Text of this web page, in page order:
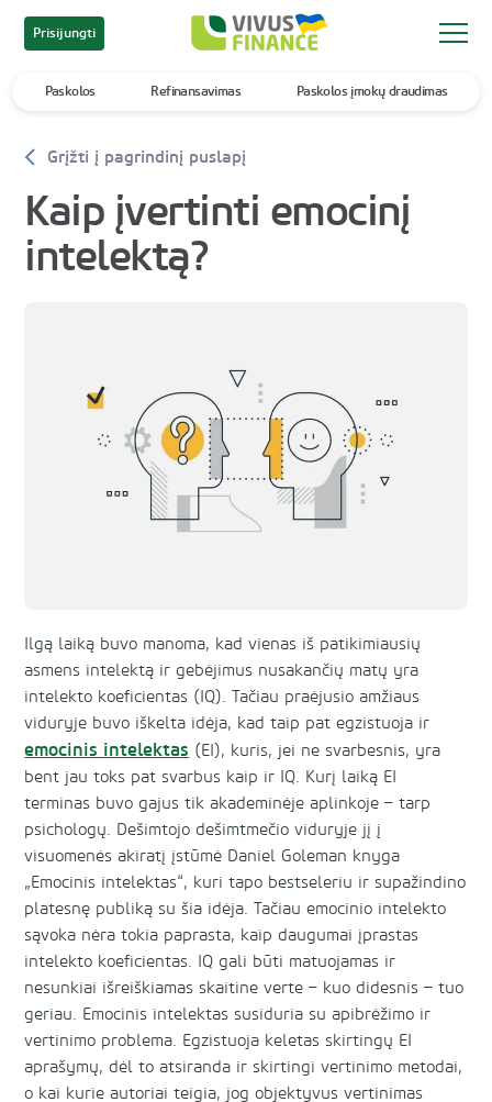
Prisijungti
Paskolos Refinansavimas Paskolos įmokų draudimas
Grįžti į pagrindinį puslapį
Kaip įvertinti emocinį
intelektą?
Ilgą laiką buvo manoma, kad vienas iš patikimiausių
asmens intelektą ir gebėjimus nusakančių matų yra
intelekto koeficientas (IQ). Tačiau praėjusio amžiaus
viduryje buvo iškelta idėja, kad taip pat egzistuoja ir
emocinis intelektas (EI), kuris, jei ne svarbesnis, yra
bent jau toks pat svarbus kaip ir IQ. Kurį laiką EI
terminas buvo gajus tik akademinėje aplinkoje – tarp
psichologų. Dešimtojo dešimtmečio viduryje jį į
visuomenės akiratį įstūmė Daniel Goleman knyga
„Emocinis intelektas“, kuri tapo bestseleriu ir supažindino
platesnę publiką su šia idėja. Tačiau emocinio intelekto
sąvoka nėra tokia paprasta, kaip daugumai įprastas
intelekto koeficientas. IQ gali būti matuojamas ir
nesunkiai išreiškiamas skaitine verte – kuo didesnis – tuo
geriau. Emocinis intelektas susiduria su apibrėžimo ir
vertinimo problema. Egzistuoja keletas skirtingų EI
aprašymų, dėl to atsiranda ir skirtingi vertinimo metodai,
o kai kurie autoriai teigia, jog objektyvus vertinimas